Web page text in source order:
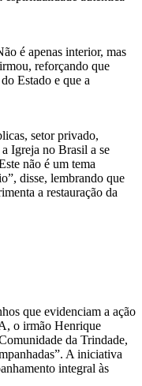
é apenas interior, mas
reforçando que
Estado e que a
setor privado,
Igreja no Brasil a se
não é um tema
disse, lembrando que
a restauração da
que evidenciam a ação
o irmão Henrique
da Trindade,
A iniciativa
integral às